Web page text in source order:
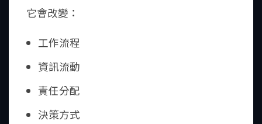
它會改變：
工作流程
資訊流動
責任分配
決策方式